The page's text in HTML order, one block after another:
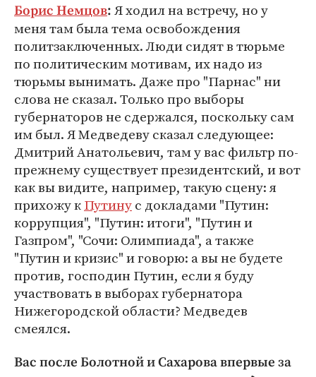
Борис Немцов: Я ходил на встречу, но у
меня там была тема освобождения
политзаключенных. Люди сидят в тюрьме
по политическим мотивам, их надо из
тюрьмы вынимать. Даже про "Парнас" ни
слова не сказал. Только про выборы
губернаторов не сдержался, поскольку сам
им был. Я Медведеву сказал следующее:
Дмитрий Анатольевич, там у вас фильтр по-
прежнему существует президентский, и вот
как вы видите, например, такую сцену: я
прихожу кПутинус докладами "Путин:
коррупция", "Путин: итоги", "Путин и
Газпром", "Сочи: Олимпиада", а также
"Путин и кризис" и говорю: а вы не будете
против, господин Путин, если я буду
участвовать в выборах губернатора
Нижегородской области? Медведев
смеялся.
Вас после Болотной и Сахарова впервые за